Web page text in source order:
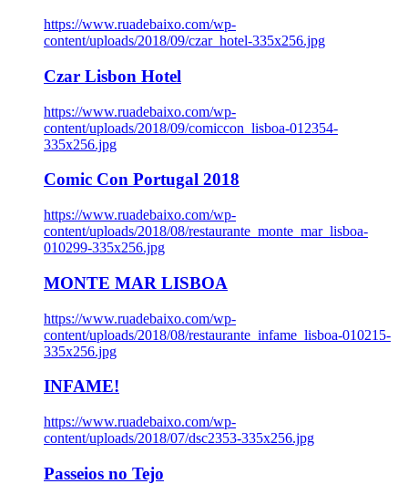
https://www.ruadebaixo.com/wp-
content/uploads/2018/09/czar_hotel-335x256.jpg
Czar Lisbon Hotel
https://www.ruadebaixo.com/wp-
content/uploads/2018/09/comiccon_lisboa-012354-
335x256.jpg
Comic Con Portugal 2018
https://www.ruadebaixo.com/wp-
content/uploads/2018/08/restaurante_monte_mar_lisboa-
010299-335x256.jpg
MONTE MAR LISBOA
https://www.ruadebaixo.com/wp-
content/uploads/2018/08/restaurante_infame_lisboa-010215-
335x256.jpg
INFAME!
https://www.ruadebaixo.com/wp-
content/uploads/2018/07/dsc2353-335x256.jpg
Passeios no Tejo